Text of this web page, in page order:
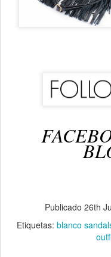
Publicado 26th
Etiquetas: blanco